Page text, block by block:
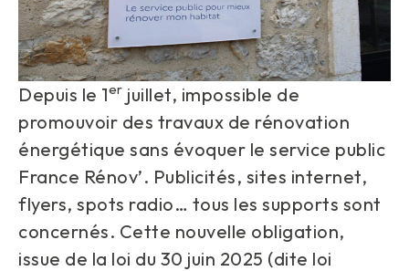
Depuis le 1er juillet, impossible de
promouvoir des travaux de rénovation
énergétique sans évoquer le service public
France Rénov’. Publicités, sites internet,
flyers, spots radio… tous les supports sont
concernés. Cette nouvelle obligation,
issue de la loi du 30 juin 2025 (dite loi